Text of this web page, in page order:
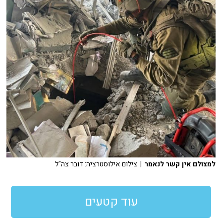
למצולם אין קשר לנאמר | צילום אילוסטרציה: דובר צה"ל
עוד קטעים